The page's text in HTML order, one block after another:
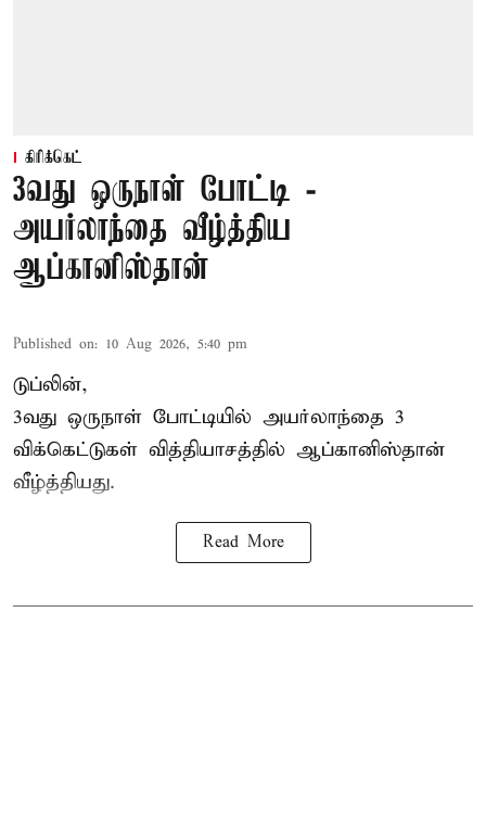
கிரிக்கெட்
3வது ஒருநாள் போட்டி -
அயர்லாந்தை வீழ்த்திய
ஆப்கானிஸ்தான்
Published on: 10 Aug 2026, 5:40 pm
டுப்லின்,
3வது ஒருநாள் போட்டியில் அயர்லாந்தை 3
விக்கெட்டுகள் வித்தியாசத்தில் ஆப்கானிஸ்தான்
வீழ்த்தியது.
Read More